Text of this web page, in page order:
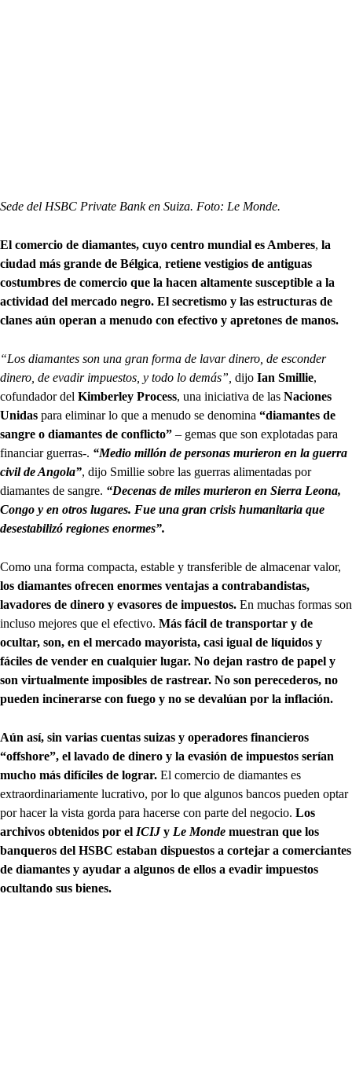
Sede del HSBC Private Bank en Suiza. Foto: Le Monde.
El comercio de diamantes, cuyo centro mundial es Amberes, la
ciudad más grande de Bélgica, retiene vestigios de antiguas
costumbres de comercio que la hacen altamente susceptible a la
actividad del mercado negro. El secretismo y las estructuras de
clanes aún operan a menudo con efectivo y apretones de manos.
“Los diamantes son una gran forma de lavar dinero, de esconder
dinero, de evadir impuestos, y todo lo demás”, dijo Ian Smillie,
cofundador del Kimberley Process, una iniciativa de las Naciones
Unidas para eliminar lo que a menudo se denomina “diamantes de
sangre o diamantes de conflicto” – gemas que son explotadas para
financiar guerras-. “Medio millón de personas murieron en la guerra
civil de Angola”, dijo Smillie sobre las guerras alimentadas por
diamantes de sangre. “Decenas de miles murieron en Sierra Leona,
Congo y en otros lugares. Fue una gran crisis humanitaria que
desestabilizó regiones enormes”.
Como una forma compacta, estable y transferible de almacenar valor,
los diamantes ofrecen enormes ventajas a contrabandistas,
lavadores de dinero y evasores de impuestos. En muchas formas son
incluso mejores que el efectivo. Más fácil de transportar y de
ocultar, son, en el mercado mayorista, casi igual de líquidos y
fáciles de vender en cualquier lugar. No dejan rastro de papel y
son virtualmente imposibles de rastrear. No son perecederos, no
pueden incinerarse con fuego y no se devalúan por la inflación.
Aún así, sin varias cuentas suizas y operadores financieros
“offshore”, el lavado de dinero y la evasión de impuestos serían
mucho más difíciles de lograr. El comercio de diamantes es
extraordinariamente lucrativo, por lo que algunos bancos pueden optar
por hacer la vista gorda para hacerse con parte del negocio. Los
archivos obtenidos por el ICIJy Le Monde muestran que los
banqueros del HSBC estaban dispuestos a cortejar a comerciantes
de diamantes y ayudar a algunos de ellos a evadir impuestos
ocultando sus bienes.